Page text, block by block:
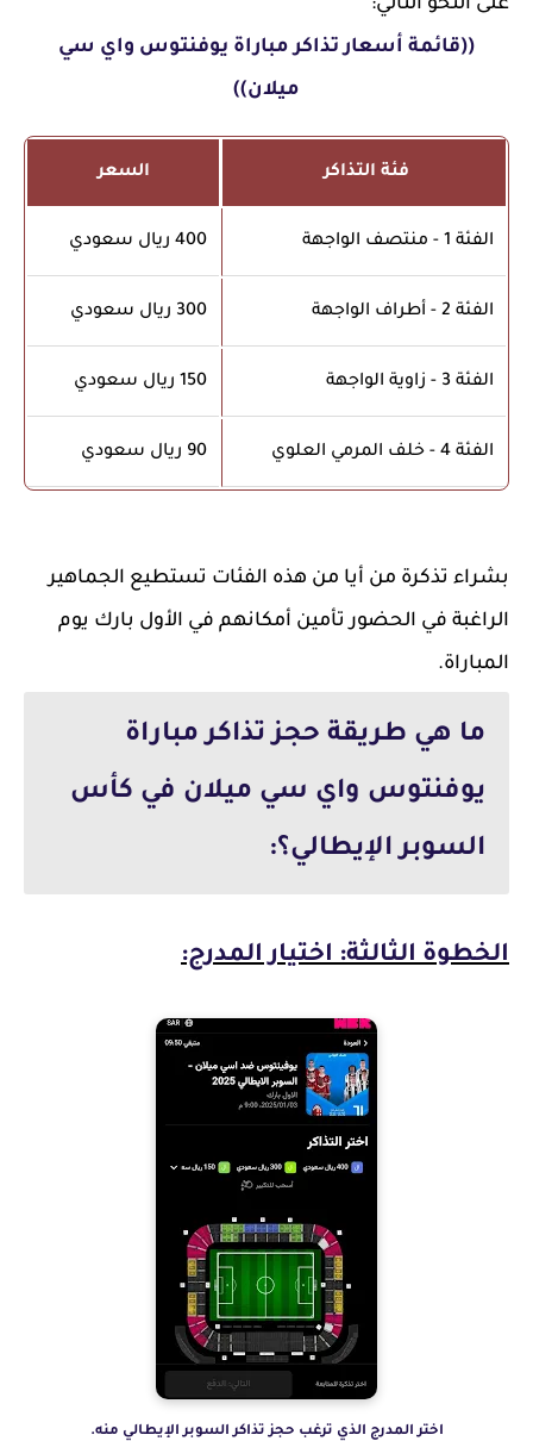
على النحو التالي:
((قائمة أسعار تذاكر مباراة يوفنتوس واي سي
ميلان))
فئة التذاكر السعر
الفئة 1 - منتصف الواجهة 400 ريال سعودي
الفئة 2 - أطراف الواجهة 300 ريال سعودي
الفئة 3 - زاوية الواجهة 150 ريال سعودي
الفئة 4 - خلف المرمي العلوي 90 ريال سعودي
بشراء تذكرة من أيا من هذه الفئات تستطيع الجماهير
الراغبة في الحضور تأمين أمكانهم في الأول بارك يوم
المباراة.
ما هي طريقة حجز تذاكر مباراة
يوفنتوس واي سي ميلان في كأس
السوبر الإيطالي؟:
الخطوة الثالثة: اختيار المدرج:
اختر المدرج الذي ترغب حجز تذاكر السوبر الإيطالي منه.